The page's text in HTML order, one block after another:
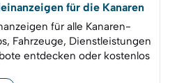
für die Kanaren
für alle Kanaren-
Fahrzeuge, Dienstleistungen
entdecken oder kostenlos